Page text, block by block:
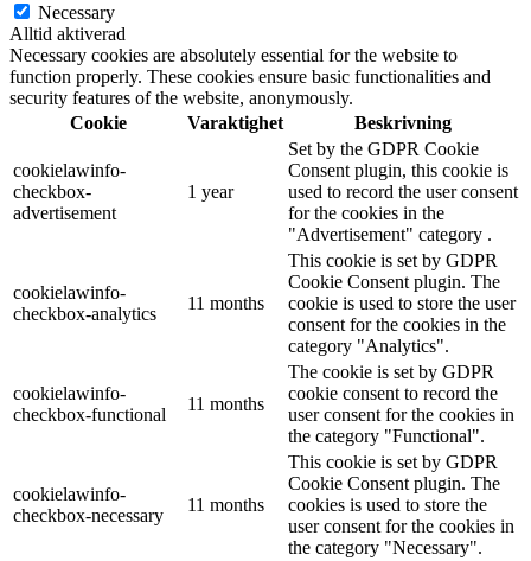
Necessary
Alltid aktiverad
Necessary cookies are absolutely essential for the website to
function properly. These cookies ensure basic functionalities and
security features of the website, anonymously.
Cookie
Varaktighet Beskrivning
cookielawinfo-
checkbox-
advertisement
1 year
Set by the GDPR Cookie
Consent plugin, this cookie is
used to record the user consent
for the cookies in the
"Advertisement" category .
cookielawinfo-
checkbox-analytics
11 months
This cookie is set by GDPR
Cookie Consent plugin. The
cookie is used to store the user
consent for the cookies in the
category "Analytics".
cookielawinfo-
checkbox-functional
11 months
The cookie is set by GDPR
cookie consent to record the
user consent for the cookies in
the category "Functional".
cookielawinfo-
checkbox-necessary
11 months
This cookie is set by GDPR
Cookie Consent plugin. The
cookies is used to store the
user consent for the cookies in
the category "Necessary".